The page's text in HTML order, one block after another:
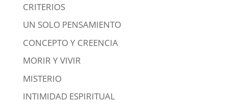
CRITERIOS
UN SOLO PENSAMIENTO
CONCEPTO Y CREENCIA
MORIR Y VIVIR
MISTERIO
INTIMIDAD ESPIRITUAL